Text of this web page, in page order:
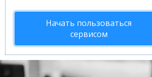
Начать пользоваться
сервисом